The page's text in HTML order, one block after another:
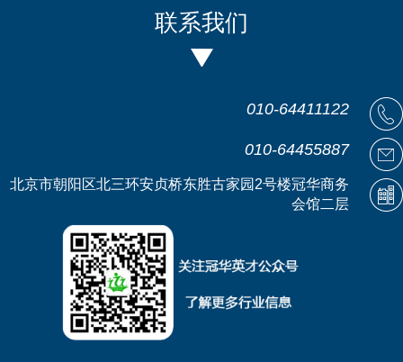
联系我们
010-64411122
010-64455887
北京市朝阳区北三环安贞桥东胜古家园2号楼冠华商务
会馆二层